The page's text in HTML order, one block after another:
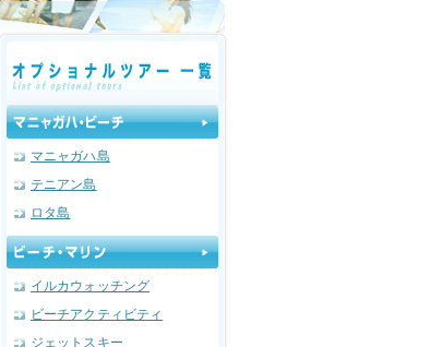
マニャガハ島
テニアン島
ロタ島
イルカウォッチング
ビーチアクティビティ
ジェットスキー